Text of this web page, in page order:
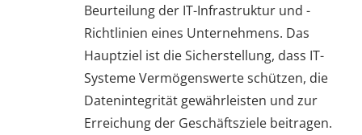
Beurteilung der IT-Infrastruktur und -
Richtlinien eines Unternehmens. Das
Hauptziel ist die Sicherstellung, dass IT-
Systeme Vermögenswerte schützen, die
Datenintegrität gewährleisten und zur
Erreichung der Geschäftsziele beitragen.